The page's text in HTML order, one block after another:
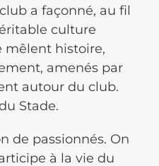
a façonné, au fil
culture
mêlent histoire,
amenés par
autour du club.
Stade.
de passionnés. On
à la vie du